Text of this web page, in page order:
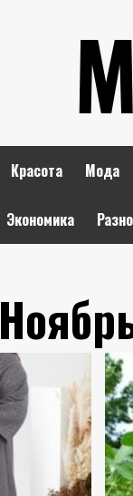
Красота Мода
Экономика